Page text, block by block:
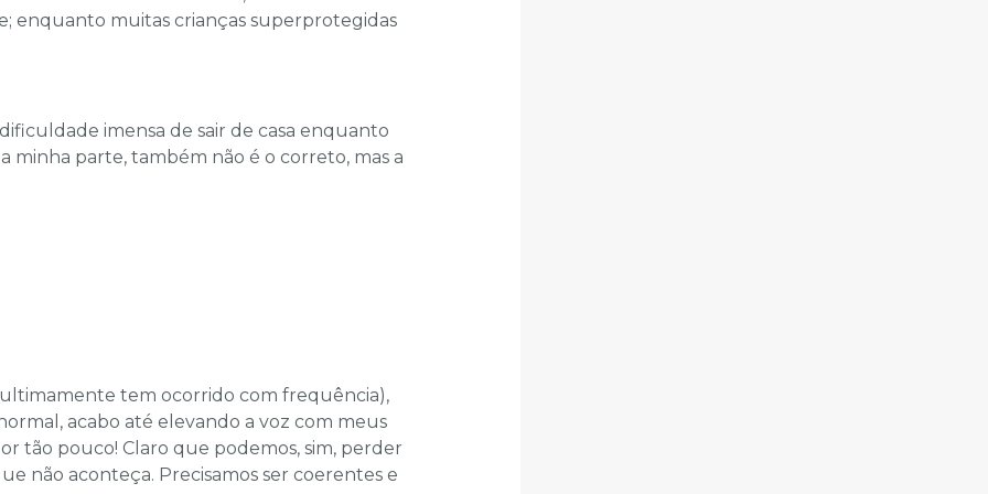
enquanto muitas crianças superprotegidas
imensa de sair de casa enquanto
minha parte, também não é o correto, mas a
tem ocorrido com frequência),
acabo até elevando a voz com meus
tão pouco! Claro que podemos, sim, perder
não aconteça. Precisamos ser coerentes e